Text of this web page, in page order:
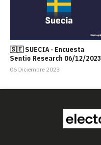
🇸🇪 SUECIA · Encuesta
Sentio Research 06/12/2023
06 Diciembre 2023